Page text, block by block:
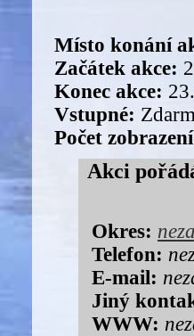
Místo konání
Začátek akce:
Konec akce:
Vstupné:
Počet
Akci
Okres:
Telefon:
E-mail:
Jiný
WWW: